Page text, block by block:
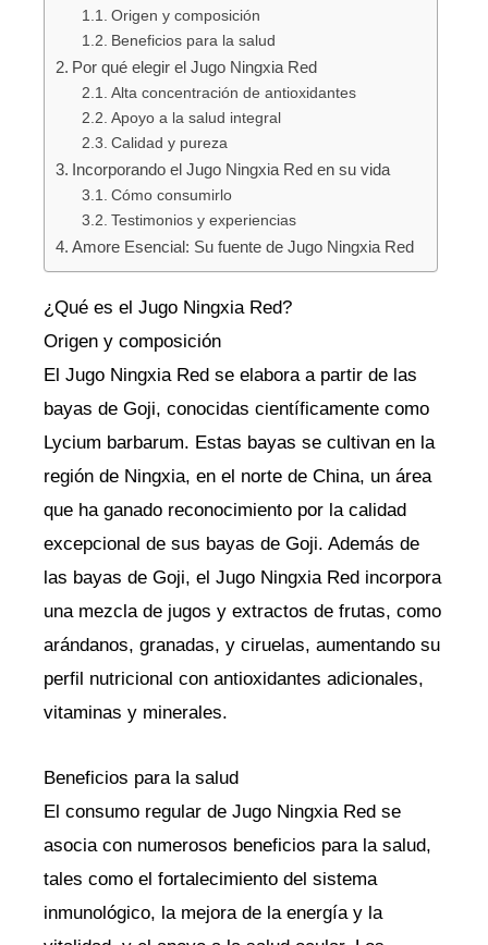
Origen y composición
Beneficios para la salud
Por qué elegir el Jugo Ningxia Red
Alta concentración de antioxidantes
Apoyo a la salud integral
Calidad y pureza
Incorporando el Jugo Ningxia Red en su vida
Cómo consumirlo
Testimonios y experiencias
Amore Esencial: Su fuente de Jugo Ningxia Red
¿Qué es el Jugo Ningxia Red?
Origen y composición
El Jugo Ningxia Red se elabora a partir de las
bayas de Goji, conocidas científicamente como
Lycium barbarum. Estas bayas se cultivan en la
región de Ningxia, en el norte de China, un área
que ha ganado reconocimiento por la calidad
excepcional de sus bayas de Goji. Además de
las bayas de Goji, el Jugo Ningxia Red incorpora
una mezcla de jugos y extractos de frutas, como
arándanos, granadas, y ciruelas, aumentando su
perfil nutricional con antioxidantes adicionales,
vitaminas y minerales.
Beneficios para la salud
El consumo regular de Jugo Ningxia Red se
asocia con numerosos beneficios para la salud,
tales como el fortalecimiento del sistema
inmunológico, la mejora de la energía y la